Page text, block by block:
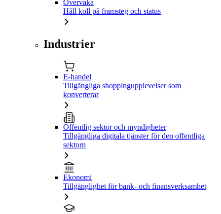
Övervaka
Håll koll på framsteg och status
Industrier
E-handel
Tillgängliga shoppingupplevelser som
konverterar
Offentlig sektor och myndigheter
Tillgängliga digitala tjänster för den offentliga
sektorn
Ekonomi
Tillgänglighet för bank- och finansverksamhet